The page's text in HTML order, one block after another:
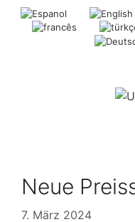
Springe
Neue
7. März 2024